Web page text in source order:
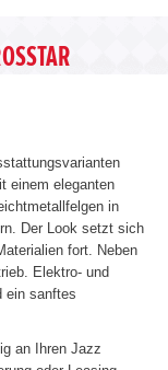
einem eleganten
in
Der Look setzt sich
fort. Neben
Elektro- und
ein sanftes
an Ihren Jazz